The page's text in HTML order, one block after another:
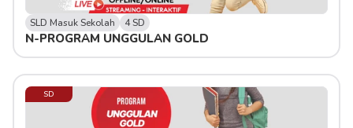
SLD Masuk Sekolah 4 SD
N-PROGRAM UNGGULAN GOLD
SD